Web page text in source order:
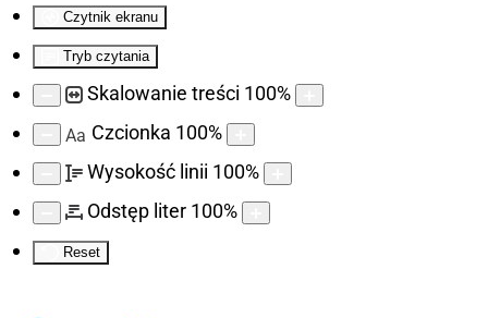
Czytnik ekranu
Tryb czytania
Skalowanie treści 100%
Aa Czcionka 100%
Wysokość linii 100%
Odstęp liter 100%
Reset